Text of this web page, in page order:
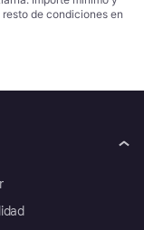
de condiciones en